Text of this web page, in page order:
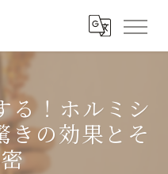
る！ホルミシ
きの効果とそ